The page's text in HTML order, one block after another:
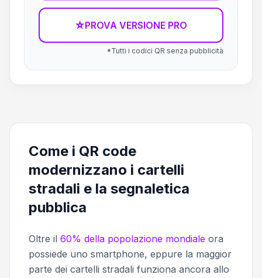
☆PROVA VERSIONE PRO
*Tutti i codici QR senza pubblicità
Come i QR code
modernizzano i cartelli
stradali e la segnaletica
pubblica
Oltre il 60% della popolazione mondiale ora
possiede uno smartphone, eppure la maggior
parte dei cartelli stradali funziona ancora allo